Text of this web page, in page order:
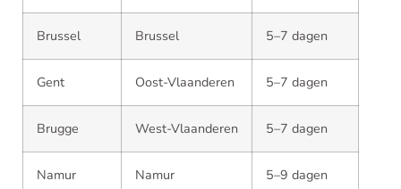
Brussel Brussel 5–7 dagen
Gent Oost-Vlaanderen 5–7 dagen
Brugge West-Vlaanderen 5–7 dagen
Namur Namur 5–9 dagen